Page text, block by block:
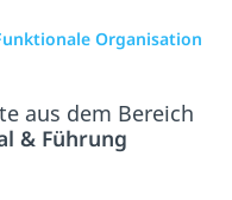
Organisation
aus dem Bereich
& Führung